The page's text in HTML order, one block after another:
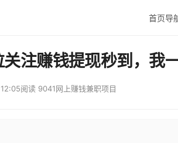
首页导
注赚钱提现秒到，我
阅读 9041网上赚钱兼职项目